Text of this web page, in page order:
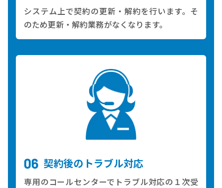
システム上で契約の更新・解約を行います。そ
のため更新・解約業務がなくなります。
契約後のトラブル対応
専用のコールセンターでトラブル対応の１次受